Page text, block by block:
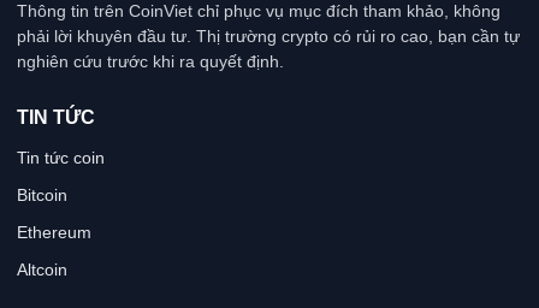
Thông tin trên CoinViet chỉ phục vụ mục đích tham khảo, không
phải lời khuyên đầu tư. Thị trường crypto có rủi ro cao, bạn cần tự
nghiên cứu trước khi ra quyết định.
TIN TỨC
Tin tức coin
Bitcoin
Ethereum
Altcoin